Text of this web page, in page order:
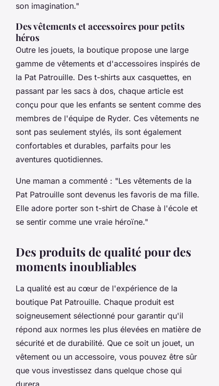
son imagination."
Des vêtements et accessoires pour petits
héros
Outre les jouets, la boutique propose une large
gamme de vêtements et d'accessoires inspirés de
la Pat Patrouille. Des t-shirts aux casquettes, en
passant par les sacs à dos, chaque article est
conçu pour que les enfants se sentent comme des
membres de l'équipe de Ryder. Ces vêtements ne
sont pas seulement stylés, ils sont également
confortables et durables, parfaits pour les
aventures quotidiennes.
Une maman a commenté : "Les vêtements de la
Pat Patrouille sont devenus les favoris de ma fille.
Elle adore porter son t-shirt de Chase à l'école et
se sentir comme une vraie héroïne."
Des produits de qualité pour des
moments inoubliables
La qualité est au cœur de l'expérience de la
boutique Pat Patrouille. Chaque produit est
soigneusement sélectionné pour garantir qu'il
répond aux normes les plus élevées en matière de
sécurité et de durabilité. Que ce soit un jouet, un
vêtement ou un accessoire, vous pouvez être sûr
que vous investissez dans quelque chose qui
durera.